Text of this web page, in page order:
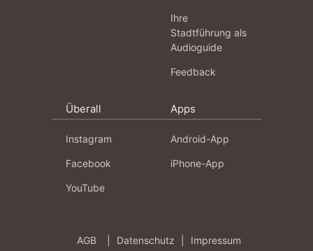
Ihre
Stadtführung als
Audioguide
Feedback
Überall
Instagram
Facebook
YouTube
Apps
Android-App
iPhone-App
AGB Datenschutz Impressum